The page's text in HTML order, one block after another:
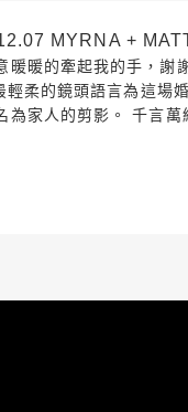
MYRNA +
暖的牽起我的手，
柔的鏡頭語言為這
家人的剪影。 千言